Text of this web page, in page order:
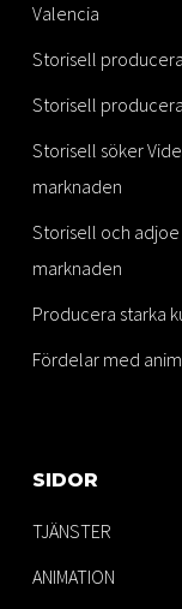
Valencia
Storisell
Storisell
Storisell söker
marknaden
Storisell och
marknaden
Producera starka
Fördelar med
SIDOR
TJÄNSTER
ANIMATION